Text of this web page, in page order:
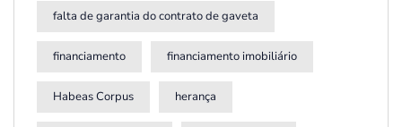
falta de garantia do contrato de gaveta
financiamento financiamento imobiliário
Habeas Corpus herança